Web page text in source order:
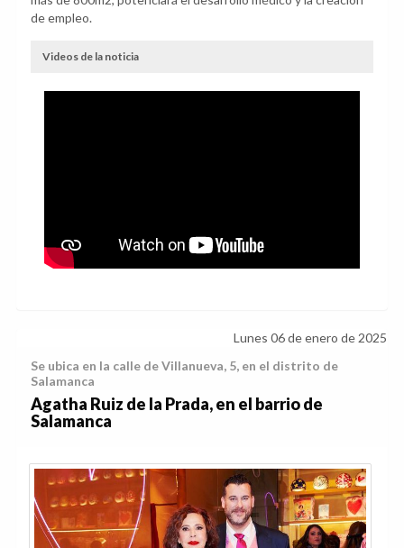
de empleo.
Videos de la noticia
Lunes 06 de enero de 2025
Se ubica en la calle de Villanueva, 5, en el distrito de
Salamanca
Agatha Ruiz de la Prada, en el barrio de
Salamanca